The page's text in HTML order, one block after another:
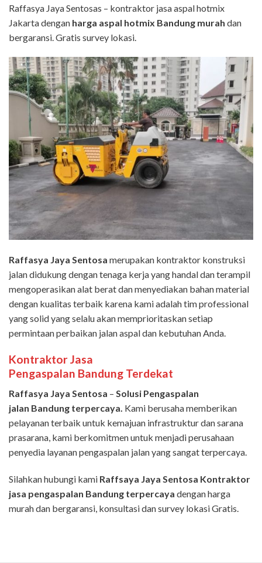
Raffasya Jaya Sentosas – kontraktor jasa aspal hotmix
Jakarta dengan harga aspal hotmix Bandung murah dan
bergaransi. Gratis survey lokasi.
Raffasya Jaya Sentosa merupakan kontraktor konstruksi
jalan didukung dengan tenaga kerja yang handal dan terampil
mengoperasikan alat berat dan menyediakan bahan material
dengan kualitas terbaik karena kami adalah tim professional
yang solid yang selalu akan memprioritaskan setiap
permintaan perbaikan jalan aspal dan kebutuhan Anda.
Kontraktor Jasa
Pengaspalan Bandung Terdekat
Raffasya Jaya Sentosa – Solusi Pengaspalan
jalan Bandung terpercaya. Kami berusaha memberikan
pelayanan terbaik untuk kemajuan infrastruktur dan sarana
prasarana, kami berkomitmen untuk menjadi perusahaan
penyedia layanan pengaspalan jalan yang sangat terpercaya.
Silahkan hubungi kami Raffsaya Jaya Sentosa Kontraktor
jasa pengaspalan Bandung terpercaya dengan harga
murah dan bergaransi, konsultasi dan survey lokasi Gratis.